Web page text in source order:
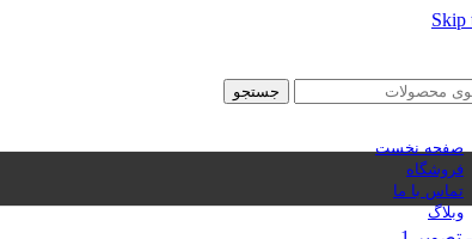
Skip
جستجو
صفحه نخست
فروشگاه
تماس با ما
وبلاگ